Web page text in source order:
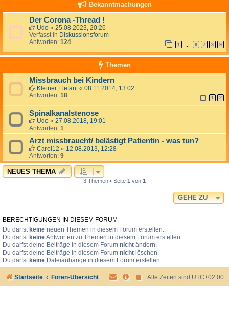
Bekanntmachungen
Der Corona -Thread !
Udo « 25.08.2023, 20:26
Verfasst in Diskussionsforum
Antworten: 124 1 … 6 7 8 9
Themen
Missbrauch bei Kindern
Kleiner Elefant« 08.11.2014, 13:02
Antworten: 18 1 2
Spinalkanalstenose
Udo « 27.08.2018, 19:01
Antworten: 1
Arzt missbraucht/ belästigt Patientin - was tun?
Carol12 « 12.08.2013, 12:28
Antworten: 9
NEUES THEMA
3 Themen • Seite 1 von 1
GEHE ZU
BERECHTIGUNGEN IN DIESEM FORUM
Du darfst keine neuen Themen in diesem Forum erstellen.
Du darfst keineAntworten zu Themen in diesem Forum erstellen.
Du darfst deine Beiträge in diesem Forum nicht ändern.
Du darfst deine Beiträge in diesem Forum nicht löschen.
Du darfst keine Dateianhänge in diesem Forum erstellen.
Startseite Foren-Übersicht Alle Zeiten sind UTC+02:00